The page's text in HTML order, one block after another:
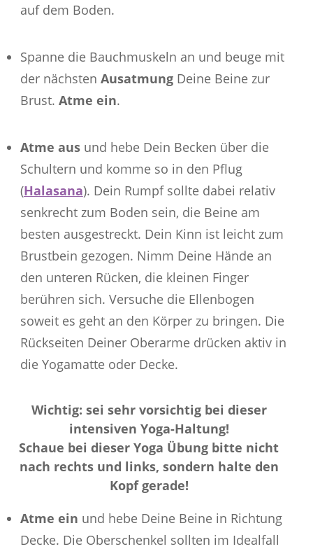
auf dem Boden.
Spanne die Bauchmuskeln an und beuge mit
der nächsten Ausatmung Deine Beine zur
Brust. Atme ein.
Atme ausund hebe Dein Becken über die
Schultern und komme so in den Pflug
(Halasana). Dein Rumpf sollte dabei relativ
senkrecht zum Boden sein, die Beine am
besten ausgestreckt. Dein Kinn ist leicht zum
Brustbein gezogen. Nimm Deine Hände an
den unteren Rücken, die kleinen Finger
berühren sich. Versuche die Ellenbogen
soweit es geht an den Körper zu bringen. Die
Rückseiten Deiner Oberarme drücken aktiv in
die Yogamatte oder Decke.
Wichtig: sei sehr vorsichtig bei dieser
intensiven Yoga-Haltung!
Schaue bei dieser Yoga Übung bitte nicht
nach rechts und links, sondern halte den
Kopf gerade!
Atme ein und hebe Deine Beine in Richtung
Decke. Die Oberschenkel sollten im Idealfall